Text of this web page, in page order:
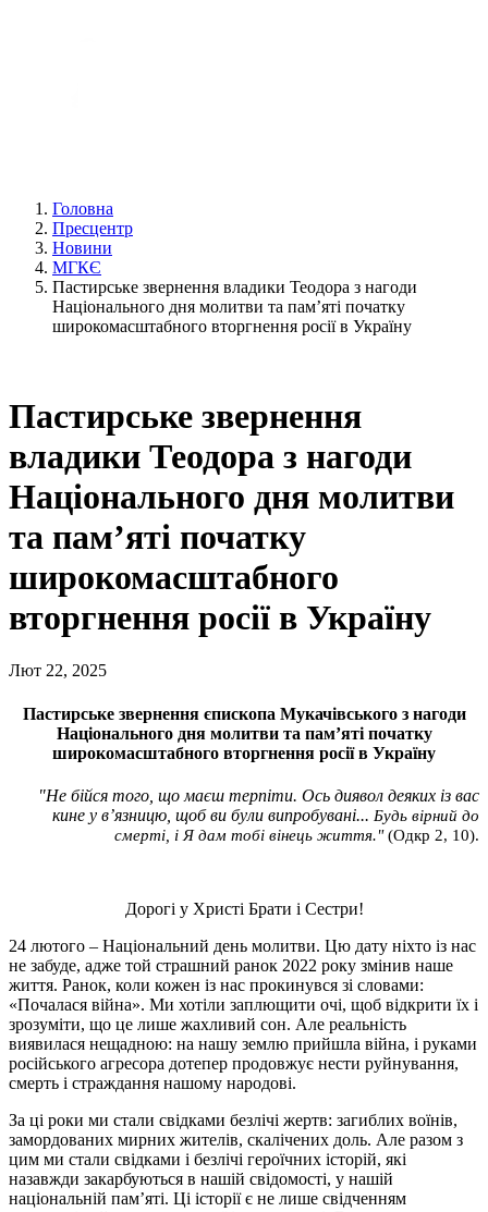
Головна
Пресцентр
Новини
МГКЄ
Пастирське звернення владики Теодора з нагоди
Національного дня молитви та пам’яті початку
широкомасштабного вторгнення росії в Україну
Пастирське звернення
владики Теодора з нагоди
Національного дня молитви
та пам’яті початку
широкомасштабного
вторгнення росії в Україну
Лют 22, 2025
Пастирське звернення єпископа Мукачівського з нагоди
Національного дня молитви та пам’яті початку
широкомасштабного вторгнення росії в Україну
"Не бійся того, що маєш терпіти. Ось диявол деяких із вас
кине у в’язницю, щоб ви були випробувані... Будь вірний до
смерті, і Я дам тобі вінець життя."(Одкр 2, 10).
Дорогі у Христі Брати і Сестри!
24 лютого – Національний день молитви. Цю дату ніхто із нас
не забуде, адже той страшний ранок 2022 року змінив наше
життя. Ранок, коли кожен із нас прокинувся зі словами:
«Почалася війна». Ми хотіли заплющити очі, щоб відкрити їх і
зрозуміти, що це лише жахливий сон. Але реальність
виявилася нещадною: на нашу землю прийшла війна, і руками
російського агресора дотепер продовжує нести руйнування,
смерть і страждання нашому народові.
За ці роки ми стали свідками безлічі жертв: загиблих воїнів,
замордованих мирних жителів, скалічених доль. Але разом з
цим ми стали свідками і безлічі героїчних історій, які
назавжди закарбуються в нашій свідомості, у нашій
національній пам’яті. Ці історії є не лише свідченням